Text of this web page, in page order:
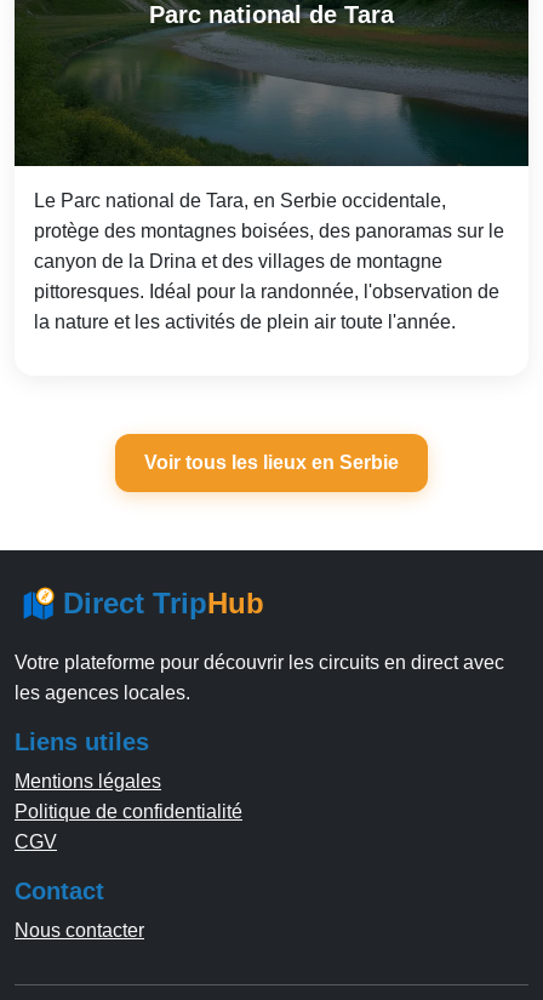
Parc national de Tara
Le Parc national de Tara, en Serbie occidentale,
protège des montagnes boisées, des panoramas sur le
canyon de la Drina et des villages de montagne
pittoresques. Idéal pour la randonnée, l'observation de
la nature et les activités de plein air toute l'année.
Voir tous les lieux en Serbie
Direct TripHub
Votre plateforme pour découvrir les circuits en direct avec
les agences locales.
Liens utiles
Mentions légales
Politique de confidentialité
CGV
Contact
Nous contacter